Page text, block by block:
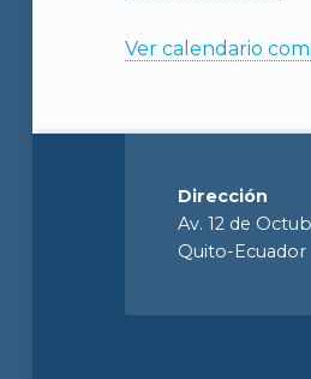
Ver calendario
Dirección
Av. 12 de
Quito-Ecuador